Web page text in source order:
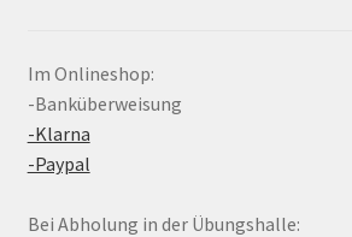
Im Onlineshop:
-Banküberweisung
-Klarna
-Paypal
Bei Abholung in der Übungshalle: